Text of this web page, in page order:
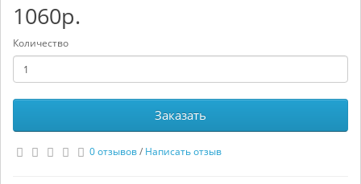
1060р.
Количество
Заказать
0 отзывов/ Написать отзыв